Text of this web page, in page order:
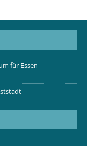
für Essen-